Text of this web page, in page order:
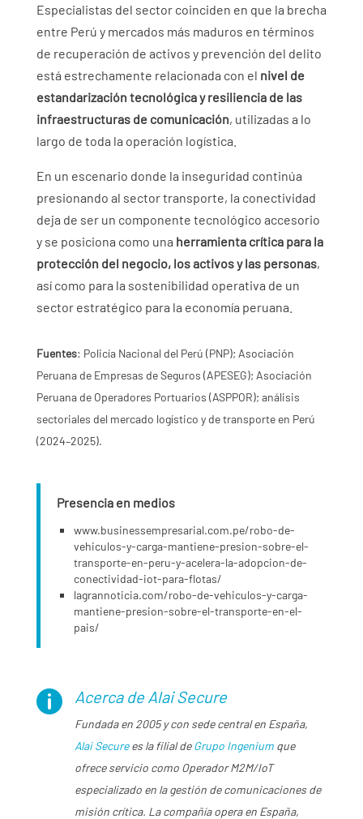
Especialistas del sector coinciden en que la brecha
entre Perú y mercados más maduros en términos
de recuperación de activos y prevención del delito
está estrechamente relacionada con el nivel de
estandarización tecnológica y resiliencia de las
infraestructuras de comunicación, utilizadas a lo
largo de toda la operación logística.
En un escenario donde la inseguridad continúa
presionando al sector transporte, la conectividad
deja de ser un componente tecnológico accesorio
y se posiciona como una herramienta crítica para la
protección del negocio, los activos y las personas,
así como para la sostenibilidad operativa de un
sector estratégico para la economía peruana.
Fuentes: Policía Nacional del Perú (PNP); Asociación
Peruana de Empresas de Seguros (APESEG); Asociación
Peruana de Operadores Portuarios (ASPPOR); análisis
sectoriales del mercado logístico y de transporte en Perú
(2024–2025).
Presencia en medios
www.businessempresarial.com.pe/robo-de-
vehiculos-y-carga-mantiene-presion-sobre-el-
transporte-en-peru-y-acelera-la-adopcion-de-
conectividad-iot-para-flotas/
lagrannoticia.com/robo-de-vehiculos-y-carga-
mantiene-presion-sobre-el-transporte-en-el-
pais/
 Acerca de Alai Secure
Fundada en 2005 y con sede central en España,
Alai Securees la filial deGrupo Ingeniumque
ofrece servicio como Operador M2M/IoT
especializado en la gestión de comunicaciones de
misión crítica. La compañía opera en España,